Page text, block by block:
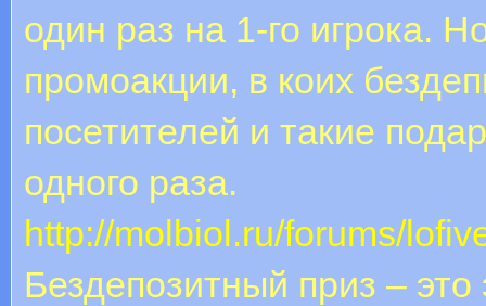
один раз на 1-го игрока.
промоакции, в коих
посетителей и такие
одного раза.
http://molbiol.ru/forums/
Бездепозитный приз –